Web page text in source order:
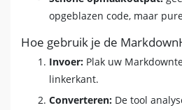
opgeblazen code, maar
Hoe gebruik je de
Invoer: Plak uw
linkerkant.
Converteren: De tool